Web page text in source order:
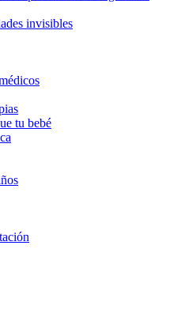
invisibles
tu bebé